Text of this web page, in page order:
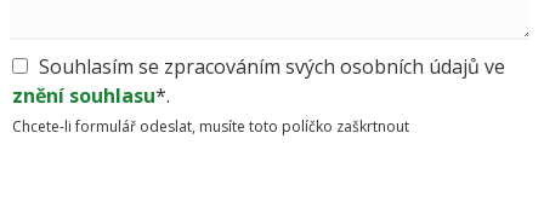
Souhlasím se zpracováním svých osobních údajů ve
znění souhlasu*.
Chcete-li formulář odeslat, musíte toto políčko zaškrtnout